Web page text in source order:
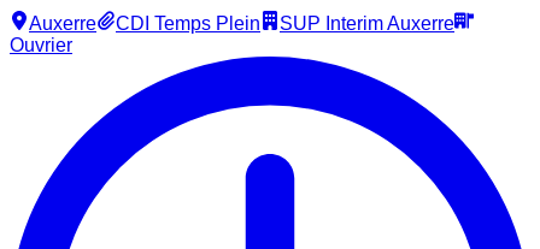
Auxerre CDI Temps Plein
SUP Interim Auxerre
Ouvrier